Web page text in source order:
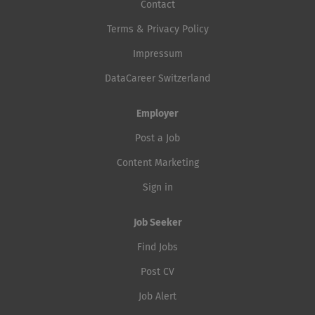
Contact
Terms & Privacy Policy
Impressum
DataCareer Switzerland
Employer
Post a Job
Content Marketing
Sign in
Job Seeker
Find Jobs
Post CV
Job Alert